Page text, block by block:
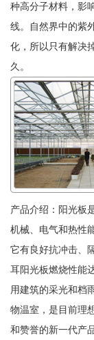
种高分子材料，影
线。自然界中的紫
化，所以只有解决
久。
产品介绍：阳光板
机械、电气和热性
它有良好抗冲击、
耳阳光板燃烧性能
用建筑的采光和档
物温室，是目前理
和赞誉的新一代产品